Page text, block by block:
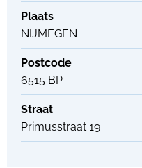
Plaats
NIJMEGEN
Postcode
6515 BP
Straat
Primusstraat 19